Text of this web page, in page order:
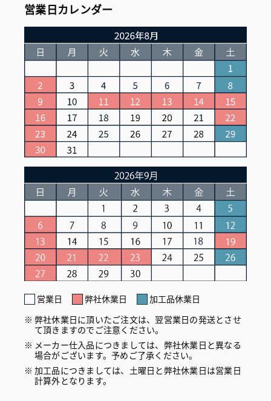
営業日カレンダー
営業日 弊社休業日
加工品休業日
弊社休業日に頂いたご注文は、翌営業日の発送とさせ
て頂きますのでご注意ください。
メーカー仕入品につきましては、弊社休業日と異なる
場合がございます。予めご了承ください。
加工品につきましては、土曜日と弊社休業日は営業日
計算外となります。